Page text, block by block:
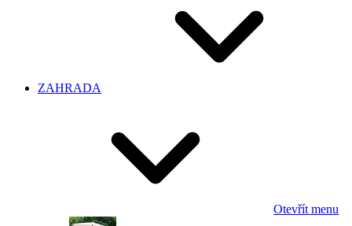
ZAHRADA
Otevřít menu